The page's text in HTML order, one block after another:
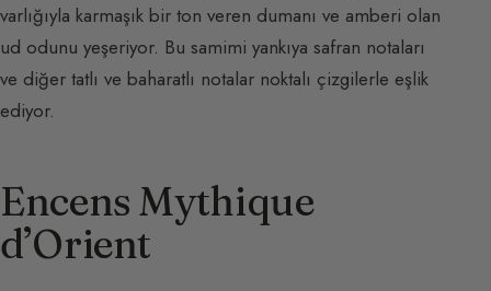
varlığıyla karmaşık bir ton veren dumanı ve amberi olan
ud odunu yeşeriyor. Bu samimi yankıya safran notaları
ve diğer tatlı ve baharatlı notalar noktalı çizgilerle eşlik
ediyor.
Encens Mythique
d’Orient